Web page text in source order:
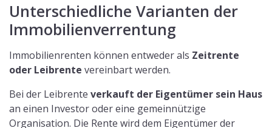
Unterschiedliche Varianten der
Immobilienverrentung
Immobilienrenten können entweder als Zeitrente
oder Leibrente vereinbart werden.
Bei der Leibrente verkauft der Eigentümer sein Haus
an einen Investor oder eine gemeinnützige
Organisation. Die Rente wird dem Eigentümer der